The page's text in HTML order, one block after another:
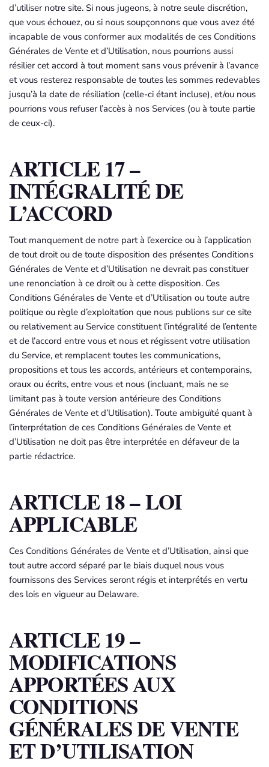
d’utiliser notre site. Si nous jugeons, à notre seule discrétion,
que vous échouez, ou si nous soupçonnons que vous avez été
incapable de vous conformer aux modalités de ces Conditions
Générales de Vente et d’Utilisation, nous pourrions aussi
résilier cet accord à tout moment sans vous prévenir à l’avance
et vous resterez responsable de toutes les sommes redevables
jusqu’à la date de résiliation (celle-ci étant incluse), et/ou nous
pourrions vous refuser l’accès à nos Services (ou à toute partie
de ceux-ci).
ARTICLE 17 –
INTÉGRALITÉ DE
L’ACCORD
Tout manquement de notre part à l’exercice ou à l’application
de tout droit ou de toute disposition des présentes Conditions
Générales de Vente et d’Utilisation ne devrait pas constituer
une renonciation à ce droit ou à cette disposition. Ces
Conditions Générales de Vente et d’Utilisation ou toute autre
politique ou règle d’exploitation que nous publions sur ce site
ou relativement au Service constituent l’intégralité de l’entente
et de l’accord entre vous et nous et régissent votre utilisation
du Service, et remplacent toutes les communications,
propositions et tous les accords, antérieurs et contemporains,
oraux ou écrits, entre vous et nous (incluant, mais ne se
limitant pas à toute version antérieure des Conditions
Générales de Vente et d’Utilisation). Toute ambiguïté quant à
l’interprétation de ces Conditions Générales de Vente et
d’Utilisation ne doit pas être interprétée en défaveur de la
partie rédactrice.
ARTICLE 18 – LOI
APPLICABLE
Ces Conditions Générales de Vente et d’Utilisation, ainsi que
tout autre accord séparé par le biais duquel nous vous
fournissons des Services seront régis et interprétés en vertu
des lois en vigueur au Delaware.
ARTICLE 19 –
MODIFICATIONS
APPORTÉES AUX
CONDITIONS
GÉNÉRALES DE VENTE
ET D’UTILISATION